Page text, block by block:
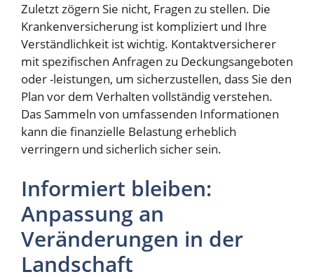
Zuletzt zögern Sie nicht, Fragen zu stellen. Die
Krankenversicherung ist kompliziert und Ihre
Verständlichkeit ist wichtig. Kontaktversicherer
mit spezifischen Anfragen zu Deckungsangeboten
oder -leistungen, um sicherzustellen, dass Sie den
Plan vor dem Verhalten vollständig verstehen.
Das Sammeln von umfassenden Informationen
kann die finanzielle Belastung erheblich
verringern und sicherlich sicher sein.
Informiert bleiben:
Anpassung an
Veränderungen in der
Landschaft